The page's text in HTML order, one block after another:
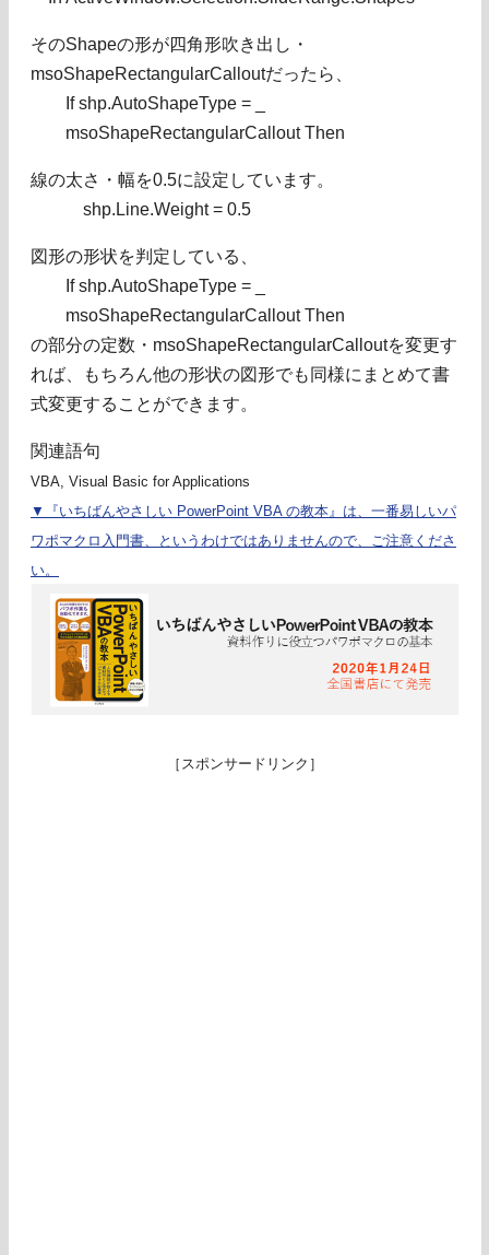
そのShapeの形が四角形吹き出し・
msoShapeRectangularCalloutだったら、
If shp.AutoShapeType = _
msoShapeRectangularCallout Then
線の太さ・幅を0.5に設定しています。
shp.Line.Weight = 0.5
図形の形状を判定している、
If shp.AutoShapeType = _
msoShapeRectangularCallout Then
の部分の定数・msoShapeRectangularCalloutを変更す
れば、もちろん他の形状の図形でも同様にまとめて書
式変更することができます。
関連語句
VBA, Visual Basic for Applications
▼『いちばんやさしい PowerPoint VBA の教本』は、一番易しいパ
ワポマクロ入門書、というわけではありませんので、ご注意くださ
い。
［スポンサードリンク］